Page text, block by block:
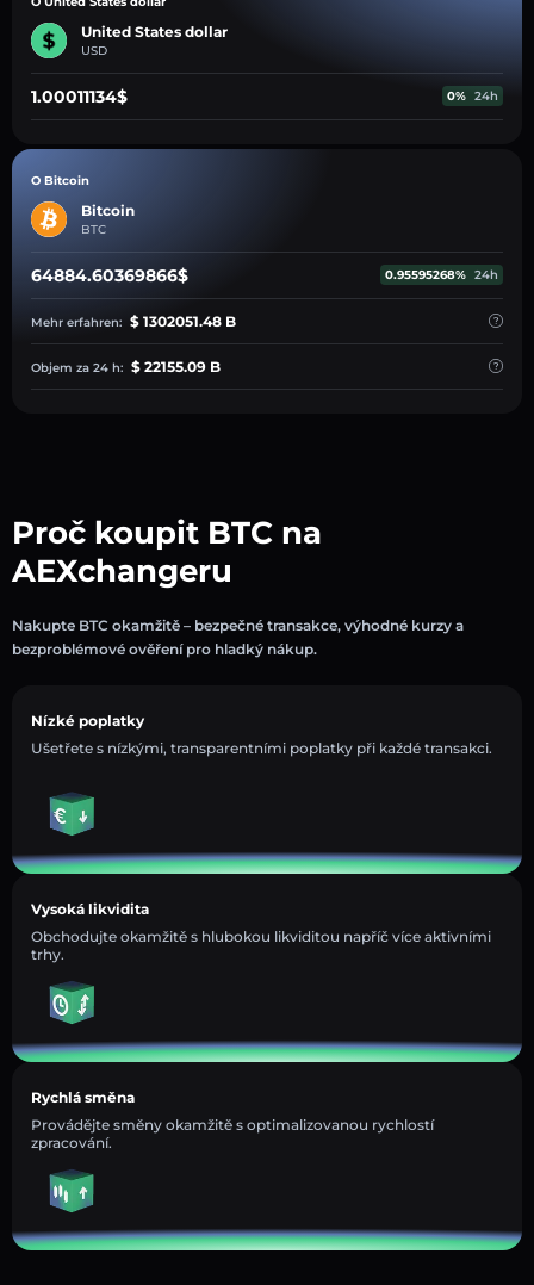
United States dollar
USD
1.00011134$ 0% 24h
O Bitcoin
Bitcoin
BTC
64884.60369866$ 0.95595268% 24h
Mehr erfahren: $ 1302051.48 B
Objem za 24 h: $ 22155.09 B
Proč koupit BTC na
AEXchangeru
Nakupte BTC okamžitě – bezpečné transakce, výhodné kurzy a
bezproblémové ověření pro hladký nákup.
Nízké poplatky
Ušetřete s nízkými, transparentními poplatky při každé transakci.
Vysoká likvidita
Obchodujte okamžitě s hlubokou likviditou napříč více aktivními
trhy.
Rychlá směna
Provádějte směny okamžitě s optimalizovanou rychlostí
zpracování.